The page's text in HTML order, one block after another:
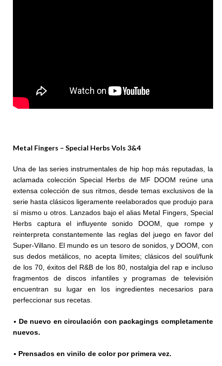
Metal Fingers – Special Herbs Vols 3&4
Una de las series instrumentales de hip hop más reputadas, la
aclamada colección Special Herbs de MF DOOM reúne una
extensa colección de sus ritmos, desde temas exclusivos de la
serie hasta clásicos ligeramente reelaborados que produjo para
sí mismo u otros. Lanzados bajo el alias Metal Fingers, Special
Herbs captura el influyente sonido DOOM, que rompe y
reinterpreta constantemente las reglas del juego en favor del
Super-Villano. El mundo es un tesoro de sonidos, y DOOM, con
sus dedos metálicos, no acepta límites; clásicos del soul/funk
de los 70, éxitos del R&B de los 80, nostalgia del rap e incluso
fragmentos de discos infantiles y programas de televisión
encuentran su lugar en los ingredientes necesarios para
perfeccionar sus recetas.
• De nuevo en circulación con packagings completamente
nuevos.
• Prensados en vinilo de color por primera vez.